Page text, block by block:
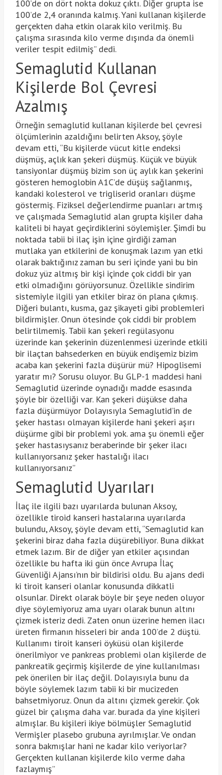
100’de on dört nokta dokuz çıktı. Diğer grupta ise
100’de 2,4 oranında kalmış. Yani kullanan kişilerde
gerçekten daha etkin olarak kilo verilmiş. Bu
çalışma sırasında kilo verme dışında da önemli
veriler tespit edilmiş” dedi.
Semaglutid Kullanan
Kişilerde Bol Çevresi
Azalmış
Örneğin semaglutid kullanan kişilerde bel çevresi
ölçümlerinin azaldığını belirten Aksoy, şöyle
devam etti, “Bu kişilerde vücut kitle endeksi
düşmüş, açlık kan şekeri düşmüş. Küçük ve büyük
tansiyonlar düşmüş bizim son üç aylık kan şekerini
gösteren hemoglobin A1C’de düşüş sağlanmış,
kandaki kolesterol ve trigliserid oranları düşme
göstermiş. Fiziksel değerlendirme puanları artmış
ve çalışmada Semaglutid alan grupta kişiler daha
kaliteli bi hayat geçirdiklerini söylemişler. Şimdi bu
noktada tabii bi ilaç işin içine girdiği zaman
mutlaka yan etkilerini de konuşmak lazım yan etki
olarak baktığınız zaman bu seri içinde yani bu bin
dokuz yüz altmış bir kişi içinde çok ciddi bir yan
etki olmadığını görüyorsunuz. Özellikle sindirim
sistemiyle ilgili yan etkiler biraz ön plana çıkmış.
Diğeri bulantı, kusma, gaz şikayeti gibi problemleri
bildirmişler. Onun ötesinde çok ciddi bir problem
belirtilmemiş. Tabii kan şekeri regülasyonu
üzerinde kan şekerinin düzenlenmesi üzerinde etkili
bir ilaçtan bahsederken en büyük endişemiz bizim
acaba kan şekerini fazla düşürür mü? Hipoglisemi
yaratır mı? Sorusu oluyor. Bu GLP-1 maddesi hani
Semaglutid üzerinde oynadığı madde esasında
şöyle bir özelliği var. Kan şekeri düşükse daha
fazla düşürmüyor Dolayısıyla Semaglutid’in de
şeker hastası olmayan kişilerde hani şekeri aşırı
düşürme gibi bir problemi yok. ama şu önemli eğer
şeker hastasıysanız beraberinde bir şeker ilacı
kullanıyorsanız şeker hastalığı ilacı
kullanıyorsanız”
Semaglutid Uyarıları
İlaç ile ilgili bazı uyarılarda bulunan Aksoy,
özellikle tiroid kanseri hastalarına uyarılarda
bulundu, Aksoy, şöyle devam etti, “Semaglutid kan
şekerini biraz daha fazla düşürebiliyor. Buna dikkat
etmek lazım. Bir de diğer yan etkiler açısından
özellikle bu hafta iki gün önce Avrupa İlaç
Güvenliği Ajansı’nın bir bildirisi oldu. Bu ajans dedi
ki tiroit kanseri olanlar konusunda dikkatli
olsunlar. Direkt olarak böyle bir şeye neden oluyor
diye söylemiyoruz ama uyarı olarak bunun altını
çizmek isteriz dedi. Zaten onun üzerine hemen ilacı
üreten firmanın hisseleri bir anda 100’de 2 düştü.
Kullanımı tiroit kanseri öyküsü olan kişilerde
önerilmiyor ve pankreas problemi olan kişilerde de
pankreatik geçirmiş kişilerde de yine kullanılması
pek önerilen bir ilaç değil. Dolayısıyla bunu da
böyle söylemek lazım tabii ki bir mucizeden
bahsetmiyoruz. Onun da altını çizmek gerekir. Çok
güzel bir çalışma daha var. burada da yine kişileri
almışlar. Bu kişileri ikiye bölmüşler Semaglutid
Vermişler plasebo grubuna ayrılmışlar. Ve ondan
sonra bakmışlar hani ne kadar kilo veriyorlar?
Gerçekten kullanan kişilerde kilo verme daha
fazlaymış”